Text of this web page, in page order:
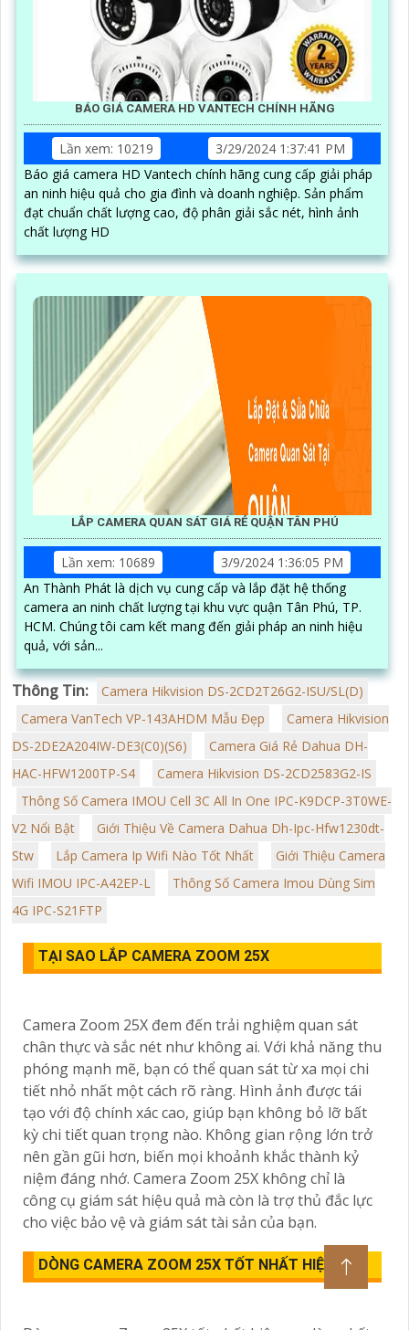
BÁO GIÁ CAMERA HD VANTECH CHÍNH HÃNG
Lần xem: 10219
3/29/2024 1:37:41 PM
Báo giá camera HD Vantech chính hãng cung cấp giải pháp
an ninh hiệu quả cho gia đình và doanh nghiệp. Sản phẩm
đạt chuẩn chất lượng cao, độ phân giải sắc nét, hình ảnh
chất lượng HD
LẮP CAMERA QUAN SÁT GIÁ RẺ QUẬN TÂN PHÚ
Lần xem: 10689
3/9/2024 1:36:05 PM
An Thành Phát là dịch vụ cung cấp và lắp đặt hệ thống
camera an ninh chất lượng tại khu vực quận Tân Phú, TP.
HCM. Chúng tôi cam kết mang đến giải pháp an ninh hiệu
quả, với sản...
Thông Tin:
Camera Hikvision DS-2CD2T26G2-ISU/SL(D)
Camera VanTech VP-143AHDM Mẫu Đẹp
Camera Hikvision
DS-2DE2A204IW-DE3(C0)(S6)
Camera Giá Rẻ Dahua DH-
HAC-HFW1200TP-S4
Camera Hikvision DS-2CD2583G2-IS
Thông Số Camera IMOU Cell 3C All In One IPC-K9DCP-3T0WE-
V2 Nổi Bật
Giới Thiệu Về Camera Dahua Dh-Ipc-Hfw1230dt-
Stw
Lắp Camera Ip Wifi Nào Tốt Nhất
Giới Thiệu Camera
Wifi IMOU IPC-A42EP-L
Thông Số Camera Imou Dùng Sim
4G IPC-S21FTP
TẠI SAO LẮP CAMERA ZOOM 25X
Camera Zoom 25X đem đến trải nghiệm quan sát
chân thực và sắc nét như không ai. Với khả năng thu
phóng mạnh mẽ, bạn có thể quan sát từ xa mọi chi
tiết nhỏ nhất một cách rõ ràng. Hình ảnh được tái
tạo với độ chính xác cao, giúp bạn không bỏ lỡ bất
kỳ chi tiết quan trọng nào. Không gian rộng lớn trở
nên gần gũi hơn, biến mọi khoảnh khắc thành kỷ
niệm đáng nhớ. Camera Zoom 25X không chỉ là
công cụ giám sát hiệu quả mà còn là trợ thủ đắc lực
cho việc bảo vệ và giám sát tài sản của bạn.
DÒNG CAMERA ZOOM 25X TỐT NHẤT HIỆN NAY